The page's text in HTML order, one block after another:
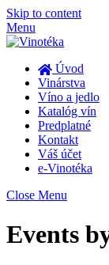
Skip to content
Menu
Úvod
Vinárstva
Víno a jedlo
Katalóg vín
Predplatné
Kontakt
Váš účet
e-Vinotéka
Close Menu
Events